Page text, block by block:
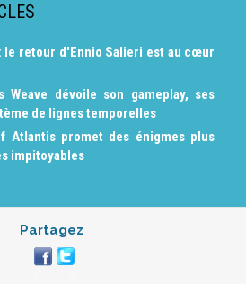
le retour d'Ennio Salieri est au cœur
Weave dévoile son gameplay, ses
de lignes temporelles
Atlantis promet des énigmes plus
impitoyables
Partagez